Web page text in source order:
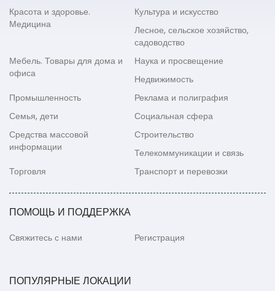
Красота и здоровье.
Медицина
Культура и искусство
Лесное, сельское хозяйство,
садоводство
Мебель. Товары для дома и
офиса
Наука и просвещение
Недвижимость
Промышленность
Реклама и полиграфия
Семья, дети
Социальная сфера
Средства массовой
информации
Строительство
Телекоммуникации и связь
Торговля
Транспорт и перевозки
ПОМОЩЬ И ПОДДЕРЖКА
Свяжитесь с нами Регистрация
ПОПУЛЯРНЫЕ ЛОКАЦИИ